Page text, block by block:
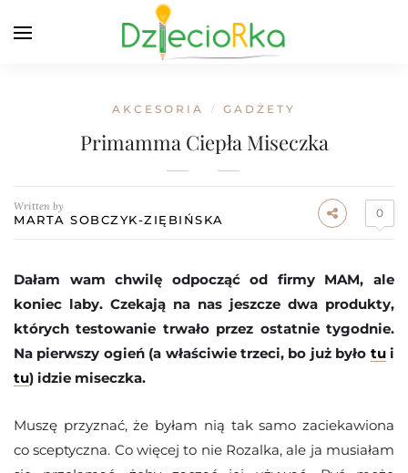
AKCESORIA / GADŻETY
Primamma Ciepła Miseczka
Written by
MARTA SOBCZYK-ZIĘBIŃSKA 0
Dałam wam chwilę odpocząć od firmy MAM, ale
koniec laby. Czekają na nas jeszcze dwa produkty,
których testowanie trwało przez ostatnie tygodnie.
Na pierwszy ogień (a właściwie trzeci, bo już było tui
tu) idzie miseczka.
Muszę przyznać, że byłam nią tak samo zaciekawiona
co sceptyczna. Co więcej to nie Rozalka, ale ja musiałam